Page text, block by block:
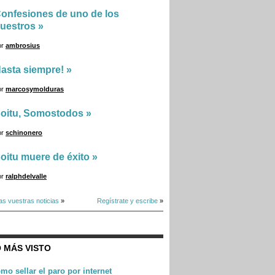
de uno de los
»
ambrosius
siempre! »
marcosymolduras
Somostodos »
schinonero
muere de éxito »
ralphdelvalle
vuestras noticias » Regístrate y escribe »
MÁS VISTO
sellar el paro por internet